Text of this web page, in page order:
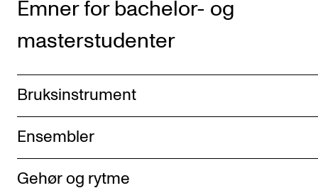
Semesterregistrering
Læringsressurser
Si ifra!
Betalte spilleoppdrag
Utveksling og reiser
Emner for bachelor- og
masterstudenter
Bruksinstrument
Ensembler
Gehør og rytme